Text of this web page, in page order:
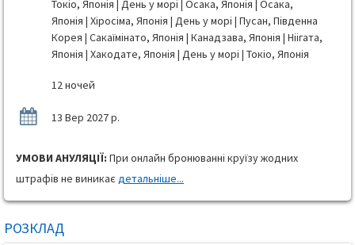
Токіо, Японія | День у морі | Осака, Японія | Осака,
Японія | Хіросіма, Японія | День у морі | Пусан, Південна
Корея | Сакаїмінато, Японія | Канадзава, Японія | Ніігата,
Японія | Хакодате, Японія | День у морі | Токіо, Японія
12 ночей
13 Вер 2027 р.
УМОВИ АНУЛЯЦІЇ: При онлайн бронюванні круїзу жодних
штрафів не виникає детальніше...
РОЗКЛАД